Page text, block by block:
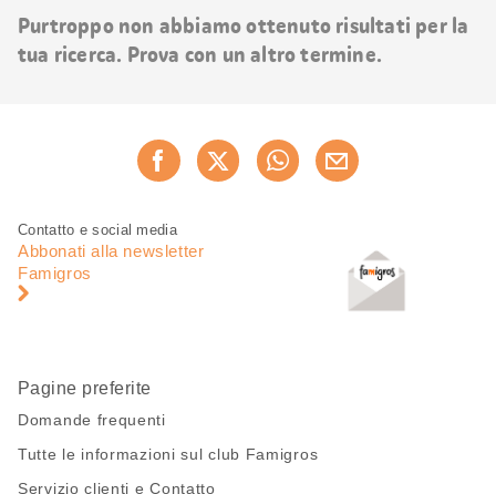
Purtroppo non abbiamo ottenuto risultati per la
tua ricerca. Prova con un altro termine.
Consiglia ora
Piè
pagina
Navigazione
pagina
Contatto e social media
Abbonati alla newsletter
Famigros
Pagine preferite
Domande frequenti
Tutte le informazioni sul club Famigros
Servizio clienti e Contatto